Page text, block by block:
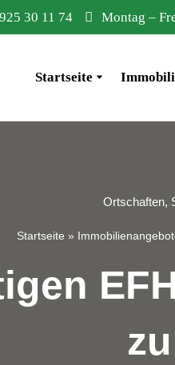
30 11 74 Montag –
Startseite
Ortschaften,
Startseite »